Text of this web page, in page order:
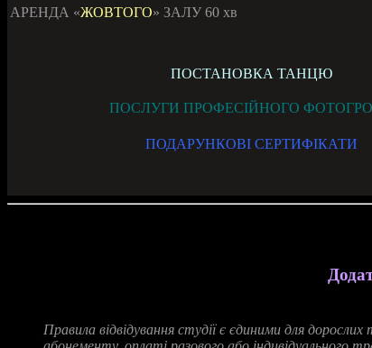
АРЕНДА «ЖОВТОГО» ЗАЛУ 60 хв
ПОСТАНОВКА ТАНЦЮ
ПОСЛУГИ ПРОФЕСІЙНОГО
ПОДАРУНКОВІ СЕРТИФІКАТИ
Правила відвідування студії є єдиними для дорослих